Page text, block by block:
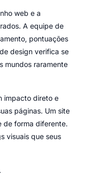
web e a
A equipe de
pontuações
design verifica se
mundos raramente
impacto direto e
páginas. Um site
de forma diferente.
visuais que seus